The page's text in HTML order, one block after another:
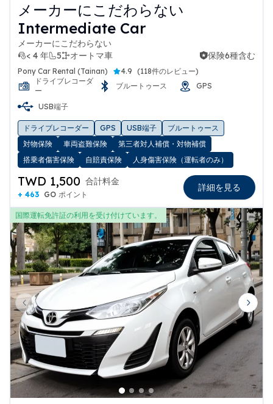
メーカーにこだわらない
Intermediate Car
メーカーにこだわらない
< 4 年
5 オートマ車
保険6種含む 保険6種含む
Pony Car Rental (Tainan) 4.9 (118件のレビュー)
ドライブレコーダ
ー
ブルートゥース GPS
USB端子
ドライブレコーダー GPS USB端子
ブルートゥース
対物保険
車両盗難保険
第三者対人補償・対物補償
搭乗者傷害保険
自賠責保険 人身傷害保険（運転者のみ）
TWD 1,500 合計料金
+ 463 GO ポイント
詳細を見る
国際運転免許証の利用を受け付けています。
Previous slide Next